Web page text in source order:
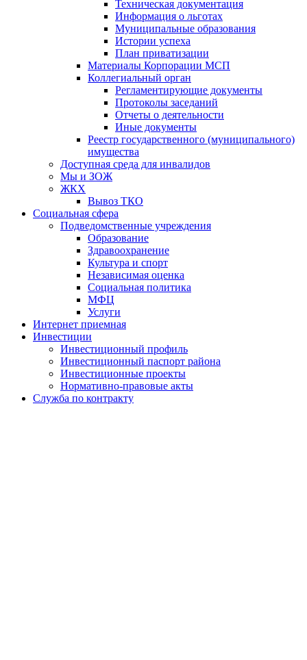
Техническая документация
Информация о льготах
Муниципальные образования
Истории успеха
План приватизации
Материалы Корпорации МСП
Коллегиальный орган
Регламентирующие документы
Протоколы заседаний
Отчеты о деятельности
Иные документы
Реестр государственного (муниципального)
имущества
Доступная среда для инвалидов
Мы и ЗОЖ
ЖКХ
Вывоз ТКО
Социальная сфера
Подведомственные учреждения
Образование
Здравоохранение
Культура и спорт
Независимая оценка
Социальная политика
МФЦ
Услуги
Интернет приемная
Инвестиции
Инвестиционный профиль
Инвестиционный паспорт района
Инвестиционные проекты
Нормативно-правовые акты
Служба по контракту